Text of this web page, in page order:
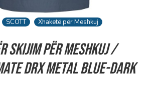
SCOTT Xhaketë për Meshkuj
skijim për Meshkuj /
DRX metal blue-dark